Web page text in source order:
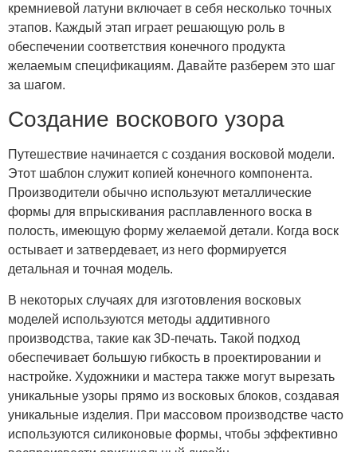
кремниевой латуни включает в себя несколько точных
этапов. Каждый этап играет решающую роль в
обеспечении соответствия конечного продукта
желаемым спецификациям. Давайте разберем это шаг
за шагом.
Создание воскового узора
Путешествие начинается с создания восковой модели.
Этот шаблон служит копией конечного компонента.
Производители обычно используют металлические
формы для впрыскивания расплавленного воска в
полость, имеющую форму желаемой детали. Когда воск
остывает и затвердевает, из него формируется
детальная и точная модель.
В некоторых случаях для изготовления восковых
моделей используются методы аддитивного
производства, такие как 3D-печать. Такой подход
обеспечивает большую гибкость в проектировании и
настройке. Художники и мастера также могут вырезать
уникальные узоры прямо из восковых блоков, создавая
уникальные изделия. При массовом производстве часто
используются силиконовые формы, чтобы эффективно